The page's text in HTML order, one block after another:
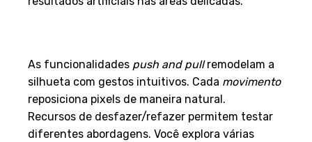
As funcionalidades push and pullremodelam a
silhueta com gestos intuitivos. Cada movimento
reposiciona pixels de maneira natural.
Recursos de desfazer/refazer permitem testar
diferentes abordagens. Você explora várias